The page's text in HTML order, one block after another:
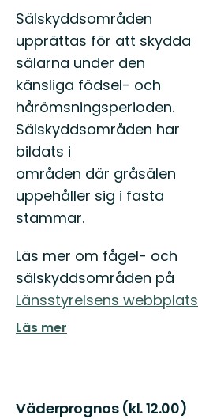
Sälskyddsområden
upprättas för att skydda
sälarna under den
känsliga födsel- och
hårömsningsperioden.
Sälskyddsområden har
bildats i
områden där gråsälen
uppehåller sig i fasta
stammar.
Läs mer om fågel- och
sälskyddsområden på
Länsstyrelsens webbplats
Läs mer
Väderprognos (kl. 12.00)